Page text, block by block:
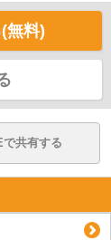
無料)
で共有する